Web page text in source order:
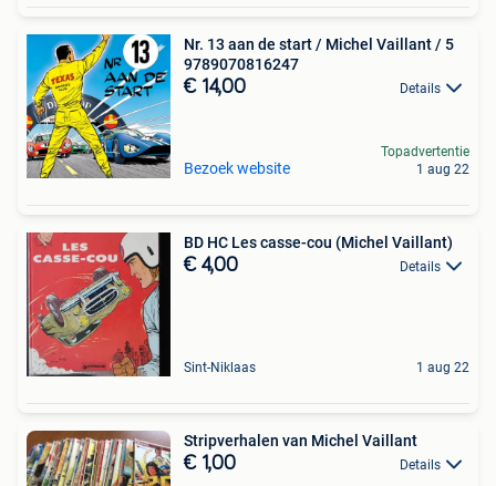
Nr. 13 aan de start / Michel Vaillant / 5
9789070816247
€ 14,00 Details
Bezoek website
Topadvertentie
1 aug 22
BD HC Les casse-cou (Michel Vaillant)
€ 4,00 Details
Sint-Niklaas 1 aug 22
Stripverhalen van Michel Vaillant
€ 1,00 Details